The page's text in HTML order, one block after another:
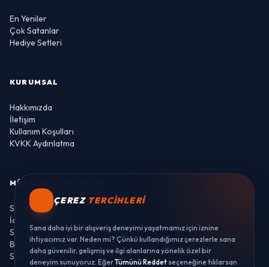
En Yeniler
Çok Satanlar
Hediye Setleri
KURUMSAL
Hakkımızda
İletişim
Kullanım Koşulları
KVKK Aydınlatma
MÜŞTERI HIZMETLERI
Sipariş Takibi
İade ve Değişim
Sıkça Sorulan Sorular
Banka Hesaplarımız
Sipariş Takibi
ÇEREZ TERCIHLERI
Sana daha iyi bir alışveriş deneyimi yaşatmamız için iznine
ihtiyacımız var. Neden mi? Çünkü kullandığımız çerezlerle sana
daha güvenilir, gelişmiş ve ilgi alanlarına yönelik özel bir
deneyim sunuyoruz. EğerTümünü Reddet seçeneğine tıklarsan